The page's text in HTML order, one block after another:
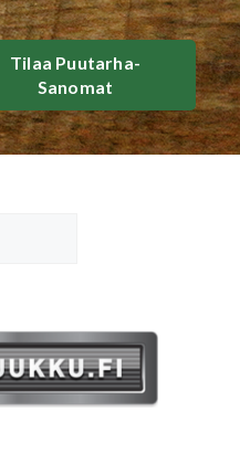
Tilaa Puutarha-
Sanomat